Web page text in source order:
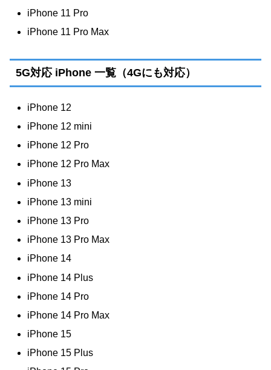
iPhone 11 Pro
iPhone 11 Pro Max
5G対応 iPhone 一覧（4Gにも対応）
iPhone 12
iPhone 12 mini
iPhone 12 Pro
iPhone 12 Pro Max
iPhone 13
iPhone 13 mini
iPhone 13 Pro
iPhone 13 Pro Max
iPhone 14
iPhone 14 Plus
iPhone 14 Pro
iPhone 14 Pro Max
iPhone 15
iPhone 15 Plus